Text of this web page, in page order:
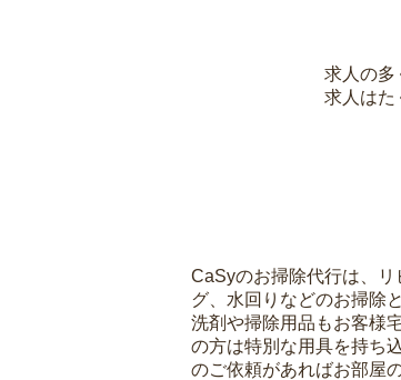
求人の多
求人はた
CaSyのお掃除代行は、
グ、水回りなどのお掃除
洗剤や掃除用品もお客様
の方は特別な用具を持ち
のご依頼があればお部屋